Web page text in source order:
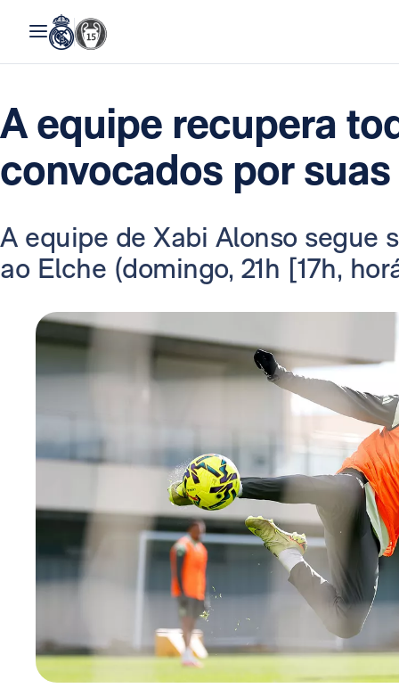
A equipe recupera
convocados por
A equipe de Xabi Alonso segue
ao Elche (domingo, 21h [17h,